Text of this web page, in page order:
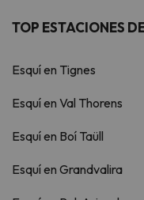
TOP ESTACIONES
Esquí en Tignes
Esquí en Val Thorens
Esquí en Boí Taüll
Esquí en Grandvalira